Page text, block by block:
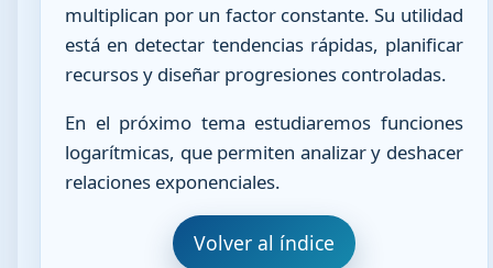
multiplican por un factor constante. Su utilidad
está en detectar tendencias rápidas, planificar
recursos y diseñar progresiones controladas.
En el próximo tema estudiaremos funciones
logarítmicas, que permiten analizar y deshacer
relaciones exponenciales.
Volver al índice